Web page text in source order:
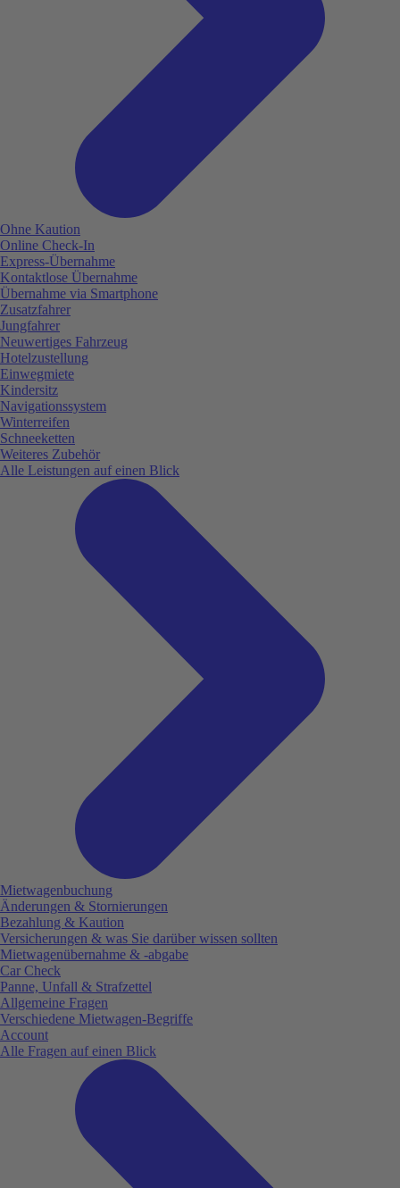
Ohne Kaution
Online Check-In
Express-Übernahme
Kontaktlose Übernahme
Übernahme via Smartphone
Zusatzfahrer
Jungfahrer
Neuwertiges Fahrzeug
Hotelzustellung
Einwegmiete
Kindersitz
Navigationssystem
Winterreifen
Schneeketten
Weiteres Zubehör
Alle Leistungen auf einen Blick
Mietwagenbuchung
Änderungen & Stornierungen
Bezahlung & Kaution
Versicherungen & was Sie darüber wissen sollten
Mietwagenübernahme & -abgabe
Car Check
Panne, Unfall & Strafzettel
Allgemeine Fragen
Verschiedene Mietwagen-Begriffe
Account
Alle Fragen auf einen Blick